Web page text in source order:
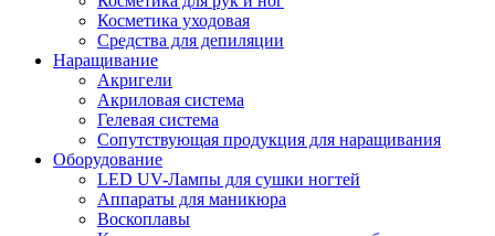
Косметика уходовая
Средства для депиляции
Наращивание
Акригели
Акриловая система
Гелевая система
Сопутствующая продукция для наращивания
Оборудование
LED UV-Лампы для сушки ногтей
Аппараты для маникюра
Воскоплавы